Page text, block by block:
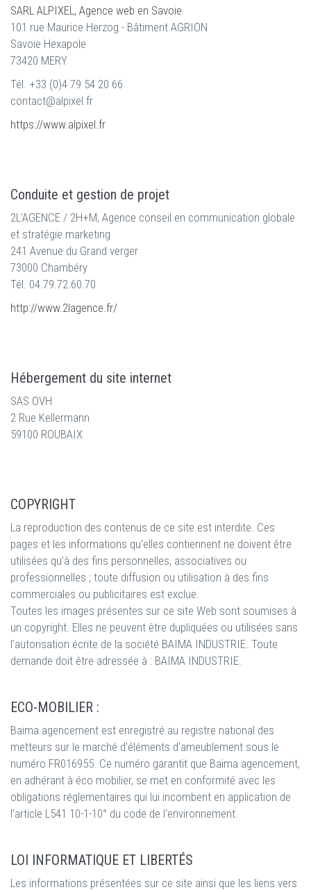
SARL ALPIXEL, Agence web en Savoie
101 rue Maurice Herzog - Bâtiment AGRION
Savoie Hexapole
73420 MERY
Tél. +33 (0)4 79 54 20 66
contact@alpixel.fr
https://www.alpixel.fr
Conduite et gestion de projet
2L'AGENCE / 2H+M, Agence conseil en communication globale
et stratégie marketing
241 Avenue du Grand verger
73000 Chambéry
Tél. 04.79.72.60.70
http://www.2lagence.fr/
Hébergement du site internet
SAS OVH
2 Rue Kellermann
59100 ROUBAIX
COPYRIGHT
La reproduction des contenus de ce site est interdite. Ces
pages et les informations qu'elles contiennent ne doivent être
utilisées qu'à des fins personnelles, associatives ou
professionnelles ; toute diffusion ou utilisation à des fins
commerciales ou publicitaires est exclue.
Toutes les images présentes sur ce site Web sont soumises à
un copyright. Elles ne peuvent être dupliquées ou utilisées sans
l'autorisation écrite de la société BAIMA INDUSTRIE. Toute
demande doit être adressée à : BAIMA INDUSTRIE.
ECO-MOBILIER :
Baima agencement est enregistré au registre national des
metteurs sur le marché d'éléments d'ameublement sous le
numéro FR016955. Ce numéro garantit que Baima agencement,
en adhérant à éco mobilier, se met en conformité avec les
obligations réglementaires qui lui incombent en application de
l'article L541 10-1-10° du code de l'environnement.
LOI INFORMATIQUE ET LIBERTÉS
Les informations présentées sur ce site ainsi que les liens vers